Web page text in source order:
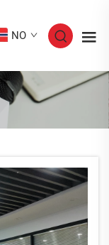
NO